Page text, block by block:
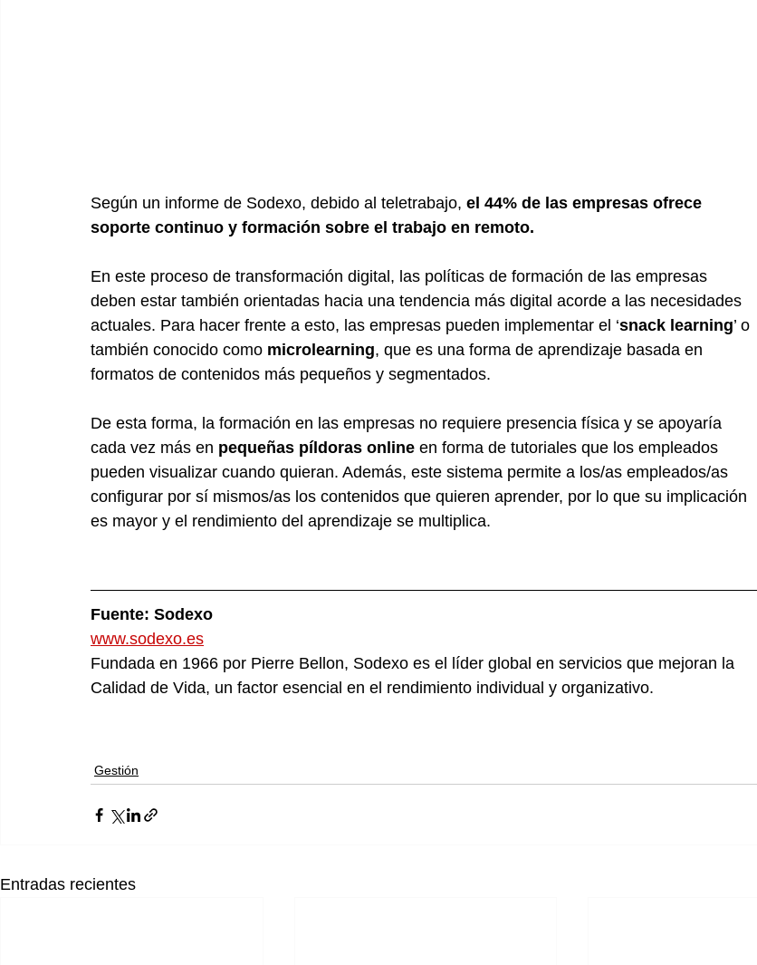
Según un informe de Sodexo, debido al teletrabajo, el 44% de las empresas ofrece
soporte continuo y formación sobre el trabajo en remoto.
En este proceso de transformación digital, las políticas de formación de las empresas
deben estar también orientadas hacia una tendencia más digital acorde a las necesidades
actuales. Para hacer frente a esto, las empresas pueden implementar el ‘snack learning’ o
también conocido como microlearning, que es una forma de aprendizaje basada en
formatos de contenidos más pequeños y segmentados.
De esta forma, la formación en las empresas no requiere presencia física y se apoyaría
cada vez más en pequeñas píldoras online en forma de tutoriales que los empleados
pueden visualizar cuando quieran. Además, este sistema permite a los/as empleados/as
configurar por sí mismos/as los contenidos que quieren aprender, por lo que su implicación
es mayor y el rendimiento del aprendizaje se multiplica.
Fuente: Sodexo
www.sodexo.es
Fundada en 1966 por Pierre Bellon, Sodexo es el líder global en servicios que mejoran la
Calidad de Vida, un factor esencial en el rendimiento individual y organizativo.
Gestión
Entradas recientes